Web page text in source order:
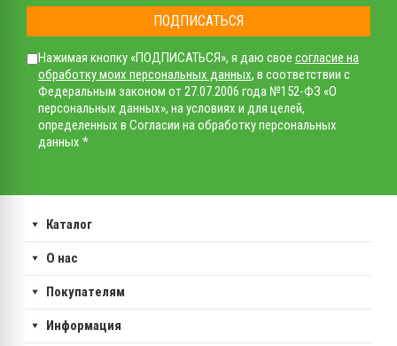
ПОДПИСАТЬСЯ
Нажимая кнопку «ПОДПИСАТЬСЯ», я даю свое согласие на
обработку моих персональных данных, в соответствии с
Федеральным законом от 27.07.2006 года №152-ФЗ «О
персональных данных», на условиях и для целей,
определенных в Согласии на обработку персональных
данных *
Каталог
О нас
Покупателям
Информация